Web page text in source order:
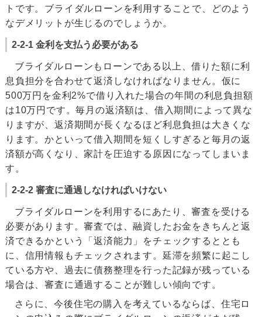
トです。ブライダルローンを利用することで、どのよう
なデメリットが生じるのでしょうか。
2-2-1 金利を支払う必要がある
ブライダルローンもローンである以上、借りた額に利
息負担分を合わせて返済しなければなりません。仮に
500万円を金利2%で借り入れた場合の年間の利息負担額
は10万円です。毎月の返済額は、借入期間によって異な
りますが、返済期間が長くなるほど利息負担は大きくな
ります。かといって借入期間を短くしすぎると毎月の返
済額が高くなり、家計を圧迫する原因になってしまいま
す。
2-2-2 審査に通過しなければいけない
ブライダルローンを利用するにあたり、審査を受ける
必要があります。審査では、融資したお金をきちんと返
済できるかという「返済能力」をチェックするととも
に、信用情報もチェックされます。延滞を頻繁に起こし
ている方や、過去に債務整理を行った記録が残っている
場合は、審査に通過することが難しい傾向です。
さらに、今後住宅の購入を考えているならば、住宅ロ